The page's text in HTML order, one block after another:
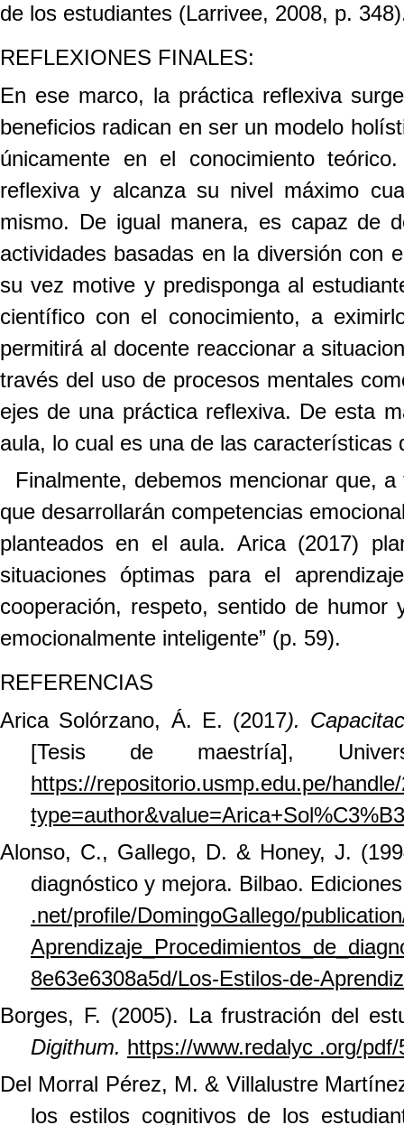
de los estudiantes (Larrivee, 2008, p.
REFLEXIONES FINALES:
En ese marco, la práctica reflexiva
beneficios radican en ser un modelo
únicamente en el conocimiento
reflexiva y alcanza su nivel máximo
mismo. De igual manera, es capaz de
actividades basadas en la diversión con
su vez motive y predisponga al
científico con el conocimiento, a
permitirá al docente reaccionar a
través del uso de procesos mentales
ejes de una práctica reflexiva. De esta
aula, lo cual es una de las características
Finalmente, debemos mencionar que,
que desarrollarán competencias
planteados en el aula. Arica (2017)
situaciones óptimas para el
cooperación, respeto, sentido de
emocionalmente inteligente” (p. 59).
REFERENCIAS
Arica Solórzano, Á. E. (2017).
[Tesis de maestría],
https://repositorio.usmp.edu.pe/
Alonso, C., Gallego, D. & Honey, J.
diagnóstico y mejora. Bilbao.
.net/profile/DomingoGallego/
8e63e6308a5d/Los-Estilos-de-
Borges, F. (2005). La frustración del
Digithum. https://www.redalyc .org/
Del Morral Pérez, M. & Villalustre
los estilos cognitivos de los